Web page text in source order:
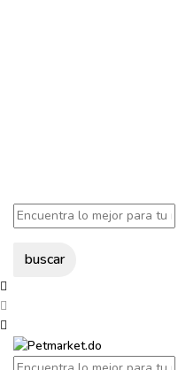
buscar